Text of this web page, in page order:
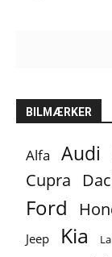
BILMÆRKER
Alfa Audi
Cupra
Ford
Jeep Kia